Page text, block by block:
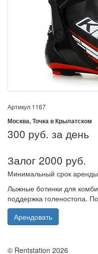
Артикул 1167
Москва, Точка в Крылатском
300 руб. за день
Залог 2000 руб.
Минимальный срок
Лыжные ботинки для
поддержка голеностопа.
Арендовать
© Rentstation 2026